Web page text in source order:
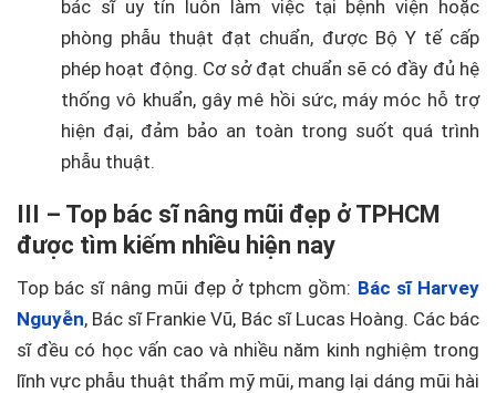
bác sĩ uy tín luôn làm việc tại bệnh viện hoặc
phòng phẫu thuật đạt chuẩn, được Bộ Y tế cấp
phép hoạt động. Cơ sở đạt chuẩn sẽ có đầy đủ hệ
thống vô khuẩn, gây mê hồi sức, máy móc hỗ trợ
hiện đại, đảm bảo an toàn trong suốt quá trình
phẫu thuật.
III – Top bác sĩ nâng mũi đẹp ở TPHCM
được tìm kiếm nhiều hiện nay
Top bác sĩ nâng mũi đẹp ở tphcm gồm: Bác sĩ Harvey
Nguyễn, Bác sĩ Frankie Vũ, Bác sĩ Lucas Hoàng. Các bác
sĩ đều có học vấn cao và nhiều năm kinh nghiệm trong
lĩnh vực phẫu thuật thẩm mỹ mũi, mang lại dáng mũi hài